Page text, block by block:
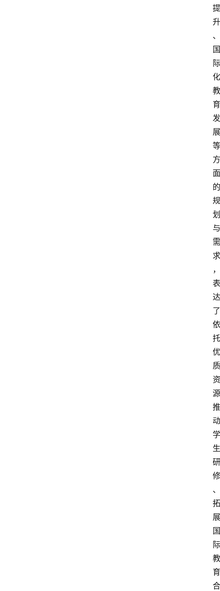
提
升
、
国
际
化
教
育
发
展
等
方
面
的
规
划
与
需
求
，
表
达
了
依
托
优
质
资
源
推
动
学
生
研
修
、
拓
展
国
际
教
育
合